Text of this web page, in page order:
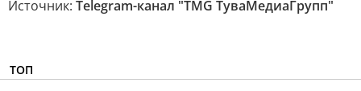
Источник: Telegram-канал "TMG ТуваМедиаГрупп"
ТОП